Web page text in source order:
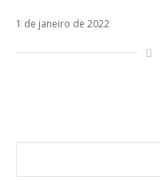
1 de janeiro de 2022